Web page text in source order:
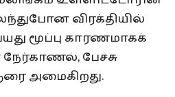
விரக்தியில்
மூப்பு காரணமாகக்
பேச்சு
அமைகிறது.